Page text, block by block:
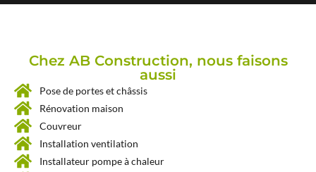
Chez AB Construction, nous faisons
aussi
Pose de portes et châssis
Rénovation maison
Couvreur
Installation ventilation
Installateur pompe à chaleur